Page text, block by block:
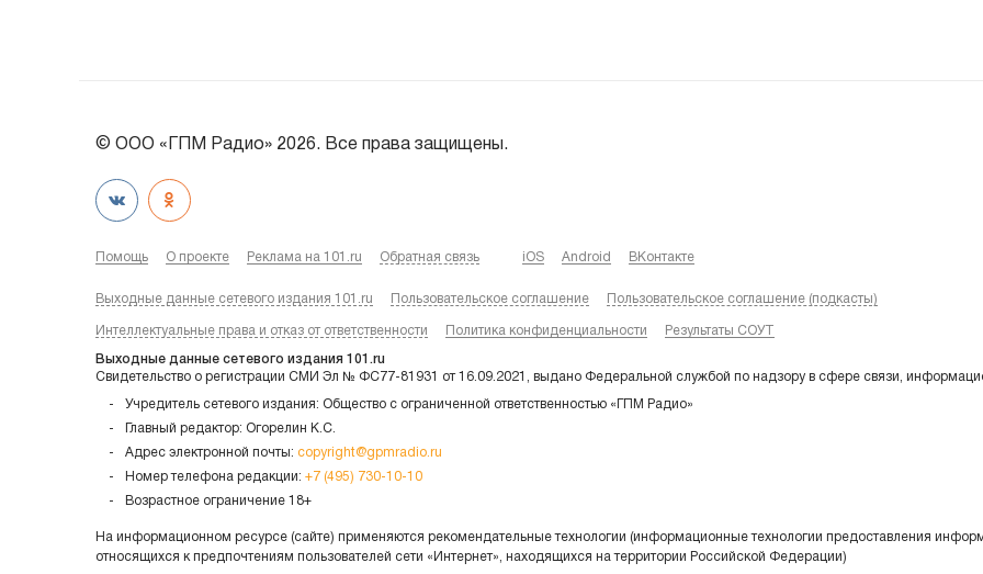
© ООО «ГПМ Радио» 2026. Все права защищены.
Помощь О проекте Реклама на 101.ru Обратная связь iOS Android ВКонтакте
Выходные данные сетевого издания 101.ru Пользовательское соглашение Пользовательское соглашение (подкасты)
Интеллектуальные права и отказ от ответственности Политика конфиденциальности Результаты СОУТ
Выходные данные сетевого издания 101.ru
Свидетельство о регистрации СМИ Эл № ФС77-81931 от 16.09.2021, выдано Федеральной службой по надзору в сфере связи,
Учредитель сетевого издания: Общество с ограниченной ответственностью «ГПМ Радио»
Главный редактор: Огорелин К.С.
Адрес электронной почты: copyright@gpmradio.ru
Номер телефона редакции: +7 (495) 730-10-10
Возрастное ограничение 18+
На информационном ресурсе (сайте) применяются рекомендательные технологии (информационные технологии предоставления
относящихся к предпочтениям пользователей сети «Интернет», находящихся на территории Российской Федерации)